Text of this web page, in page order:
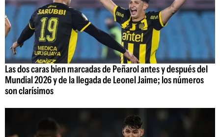
Las dos caras bien marcadas de Peñarol antes y después del
Mundial 2026 y de la llegada de Leonel Jaime; los números
son clarísimos